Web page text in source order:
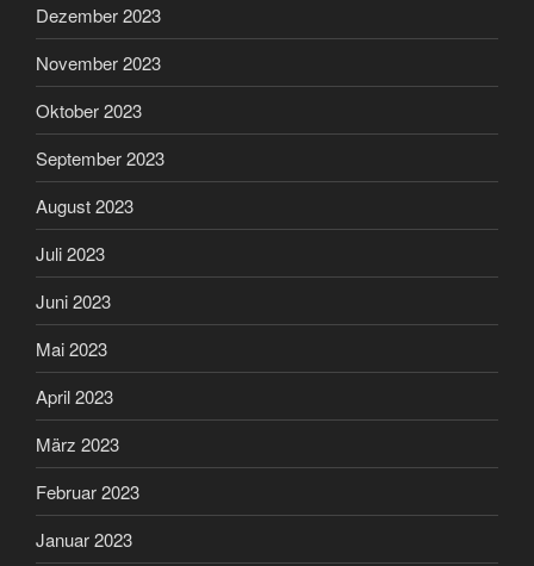
Dezember 2023
November 2023
Oktober 2023
September 2023
August 2023
Juli 2023
Juni 2023
Mai 2023
April 2023
März 2023
Februar 2023
Januar 2023